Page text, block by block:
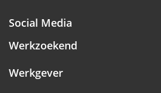
Social Media
Werkzoekend
Werkgever